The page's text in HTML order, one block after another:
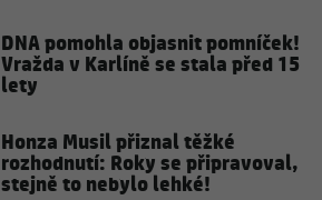
DNA pomohla objasnit pomníček!
Vražda v Karlíně se stala před 15
lety
Honza Musil přiznal těžké
rozhodnutí: Roky se připravoval,
stejně to nebylo lehké!